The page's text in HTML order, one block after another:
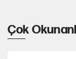
Çok